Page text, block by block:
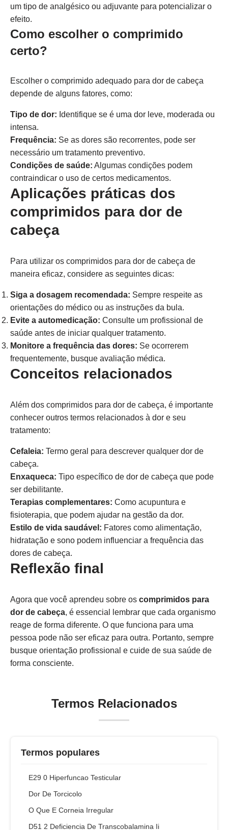
um tipo de analgésico ou adjuvante para potencializar o
efeito.
Como escolher o comprimido
certo?
Escolher o comprimido adequado para dor de cabeça
depende de alguns fatores, como:
Tipo de dor: Identifique se é uma dor leve, moderada ou
intensa.
Frequência: Se as dores são recorrentes, pode ser
necessário um tratamento preventivo.
Condições de saúde: Algumas condições podem
contraindicar o uso de certos medicamentos.
Aplicações práticas dos
comprimidos para dor de
cabeça
Para utilizar os comprimidos para dor de cabeça de
maneira eficaz, considere as seguintes dicas:
Siga a dosagem recomendada: Sempre respeite as
orientações do médico ou as instruções da bula.
Evite a automedicação: Consulte um profissional de
saúde antes de iniciar qualquer tratamento.
Monitore a frequência das dores: Se ocorrerem
frequentemente, busque avaliação médica.
Conceitos relacionados
Além dos comprimidos para dor de cabeça, é importante
conhecer outros termos relacionados à dor e seu
tratamento:
Cefaleia: Termo geral para descrever qualquer dor de
cabeça.
Enxaqueca: Tipo específico de dor de cabeça que pode
ser debilitante.
Terapias complementares: Como acupuntura e
fisioterapia, que podem ajudar na gestão da dor.
Estilo de vida saudável: Fatores como alimentação,
hidratação e sono podem influenciar a frequência das
dores de cabeça.
Reflexão final
Agora que você aprendeu sobre os comprimidos para
dor de cabeça, é essencial lembrar que cada organismo
reage de forma diferente. O que funciona para uma
pessoa pode não ser eficaz para outra. Portanto, sempre
busque orientação profissional e cuide de sua saúde de
forma consciente.
Termos Relacionados
Termos populares
E29 0 Hiperfuncao Testicular
Dor De Torcicolo
O Que E Corneia Irregular
D51 2 Deficiencia De Transcobalamina Ii